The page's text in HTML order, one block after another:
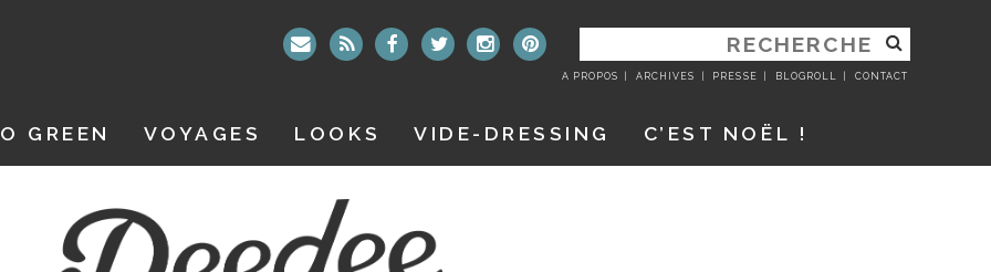
RECHERCHER
:
A PROPOS ARCHIVES PRESSE BLOGROLL CONTACT
GREEN VOYAGES LOOKS VIDE-DRESSING C’EST NOËL !